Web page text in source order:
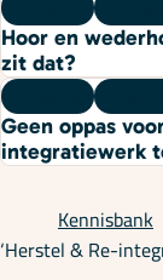
Hoor en
zit dat?
Geen oppas
integratiewerk
Kennisbank
‘Herstel & Re-